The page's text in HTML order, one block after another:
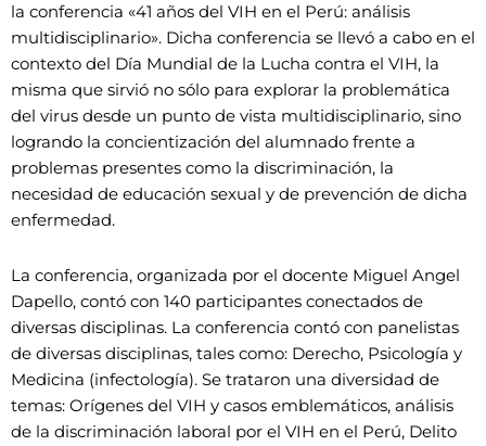
la conferencia «41 años del VIH en el Perú: análisis
multidisciplinario». Dicha conferencia se llevó a cabo en el
contexto del Día Mundial de la Lucha contra el VIH, la
misma que sirvió no sólo para explorar la problemática
del virus desde un punto de vista multidisciplinario, sino
logrando la concientización del alumnado frente a
problemas presentes como la discriminación, la
necesidad de educación sexual y de prevención de dicha
enfermedad.
La conferencia, organizada por el docente Miguel Angel
Dapello, contó con 140 participantes conectados de
diversas disciplinas. La conferencia contó con panelistas
de diversas disciplinas, tales como: Derecho, Psicología y
Medicina (infectología). Se trataron una diversidad de
temas: Orígenes del VIH y casos emblemáticos, análisis
de la discriminación laboral por el VIH en el Perú, Delito